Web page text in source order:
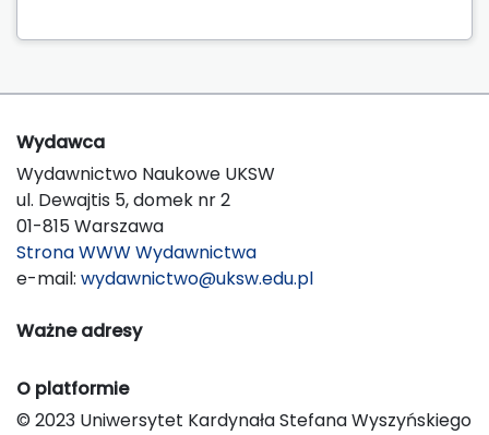
Wydawca
Wydawnictwo Naukowe UKSW
ul. Dewajtis 5, domek nr 2
01-815 Warszawa
Strona WWW Wydawnictwa
e-mail: wydawnictwo@uksw.edu.pl
Ważne adresy
O platformie
© 2023 Uniwersytet Kardynała Stefana Wyszyńskiego